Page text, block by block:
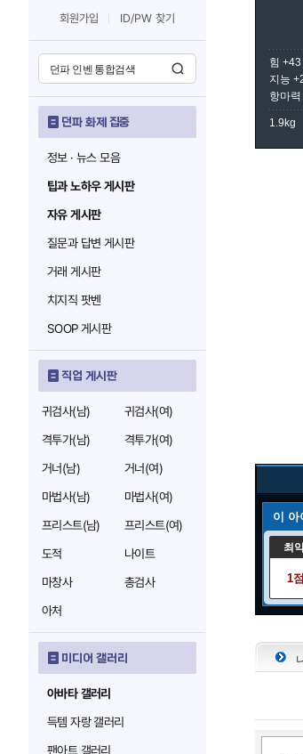
회원가입 ID/PW 찾기
던파 화제 집중
정보 · 뉴스 모음
팁과 노하우 게시판
자유 게시판
질문과 답변 게시판
거래 게시판
치지직 팟벤
SOOP 게시판
직업 게시판
귀검사(남)
귀검사(여)
격투가(남)
격투가(여)
거너(남)
거너(여)
마법사(남)
마법사(여)
프리스트(남)
프리스트(여)
도적
나이트
마창사
총검사
아처
미디어 갤러리
아바타 갤러리
득템 자랑 갤러리
팬아트 갤러리
힘 +43
지능
항마
1.9kg
이 아
최
1점